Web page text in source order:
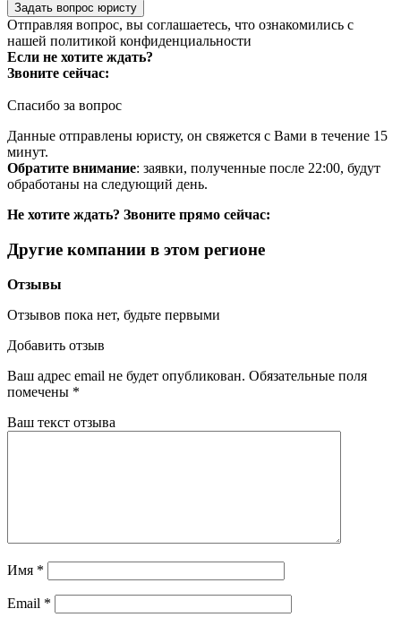
Задать вопрос юристу
Отправляя вопрос, вы соглашаетесь, что ознакомились с
нашей политикой конфиденциальности
Если не хотите ждать?
Звоните сейчас:
Спасибо за вопрос
Данные отправлены юристу, он свяжется с Вами в течение 15
минут.
Обратите внимание: заявки, полученные после 22:00, будут
обработаны на следующий день.
Не хотите ждать? Звоните прямо сейчас:
Другие компании в этом регионе
Отзывы
Отзывов пока нет, будьте первыми
Добавить отзыв
Ваш адрес email не будет опубликован. Обязательные поля
помечены *
Ваш текст отзыва
Имя *
Email *